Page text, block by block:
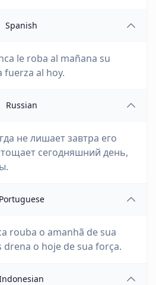
Spanish
le roba al mañana su
fuerza al hoy.
Russian
не лишает завтра его
сегодняшний день,
Portuguese
rouba o amanhã de sua
drena o hoje de sua força.